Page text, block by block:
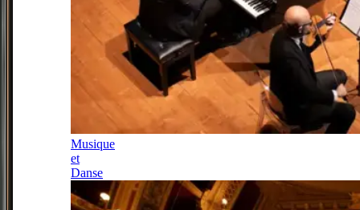
Musique
et
Danse